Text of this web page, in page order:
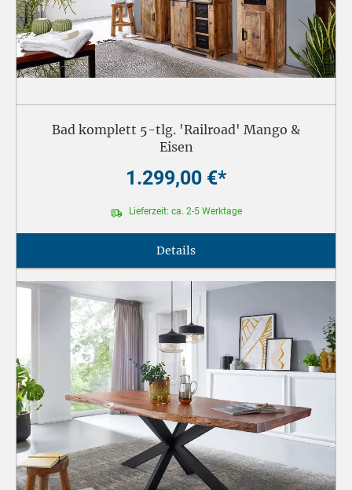
Bad komplett 5-tlg. 'Railroad' Mango &
Eisen
1.299,00 €*
Lieferzeit: ca. 2-5 Werktage
Details